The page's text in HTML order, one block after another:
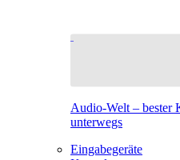
Audio-Welt – bester
unterwegs
Eingabegeräte